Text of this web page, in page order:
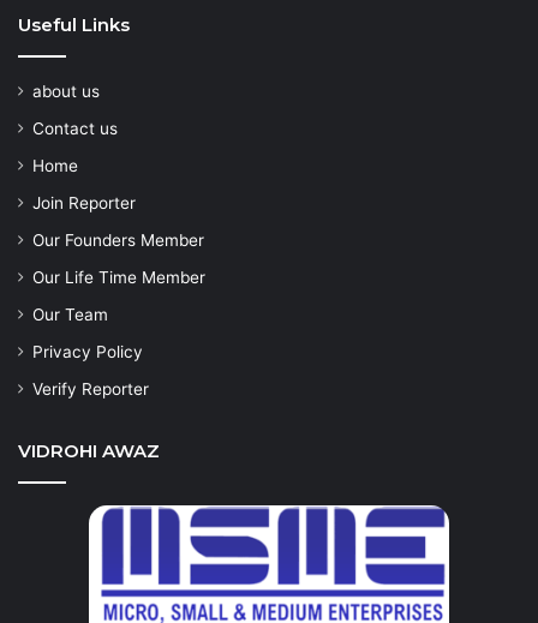
Useful Links
about us
Contact us
Home
Join Reporter
Our Founders Member
Our Life Time Member
Our Team
Privacy Policy
Verify Reporter
VIDROHI AWAZ